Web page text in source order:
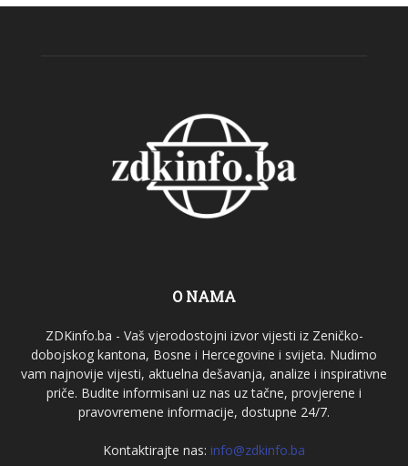
O NAMA
ZDKinfo.ba - Vaš vjerodostojni izvor vijesti iz Zeničko-
dobojskog kantona, Bosne i Hercegovine i svijeta. Nudimo
vam najnovije vijesti, aktuelna dešavanja, analize i inspirativne
priče. Budite informisani uz nas uz tačne, provjerene i
pravovremene informacije, dostupne 24/7.
Kontaktirajte nas: info@zdkinfo.ba